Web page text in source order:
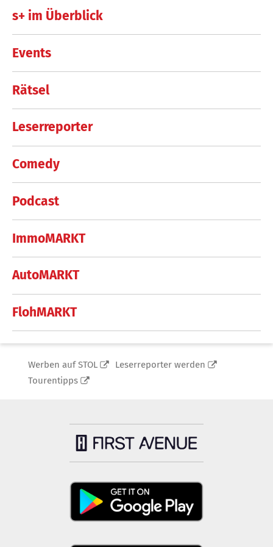
s+ im Überblick
Events
Rätsel
Leserreporter
Comedy
Podcast
ImmoMARKT
AutoMARKT
FlohMARKT
Werben auf STOL
Leserreporter werden
Tourentipps